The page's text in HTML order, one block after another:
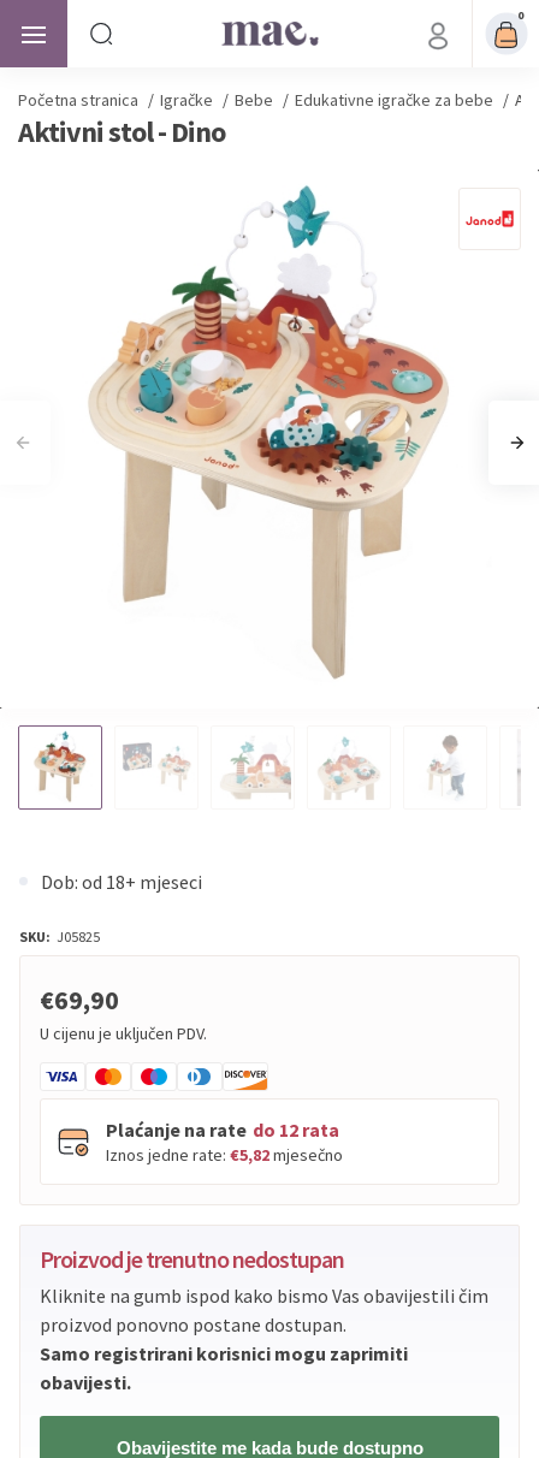
0
Početna stranica / Igračke / Bebe / Edukativne igračke za bebe /
Aktivni stol - Dino
Dob: od 18+ mjeseci
SKU: J05825
€69,90
U cijenu je uključen PDV.
Plaćanje na rate do 12 rata
Iznos jedne rate: €5,82mjesečno
Visa Premium
Erste
Diners do12rata
Maestro do
Erste
Proizvod je trenutno nedostupan
Kliknite na gumb ispod kako bismo Vas obavijestili čim
proizvod ponovno postane dostupan.
Samo registrirani korisnici mogu zaprimiti
obavijesti.
Obavijestite me kada bude dostupno